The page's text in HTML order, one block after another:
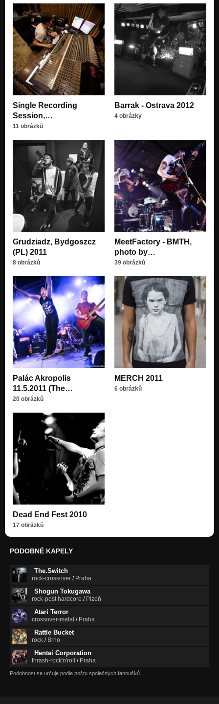
Single Recording
Session,…
11 obrázků
Barrak - Ostrava 2012
4 obrázky
Grudziadz, Bydgoszcz
(PL) 2011
8 obrázků
MeetFactory - BMTH,
photo by…
39 obrázků
Palác Akropolis
11.5.2011 (The…
20 obrázků
MERCH 2011
6 obrázků
Dead End Fest 2010
17 obrázků
PODOBNÉ KAPELY
The.Switch
rock-crossover / Praha
Shogun Tokugawa
rock-post hardcore / Plzeň
Atari Terror
crossover-metal / Praha
Rattle Bucket
rock / Brno
Hentai Corporation
thrash-rock'n'roll / Praha
Podobnost se určuje podle počtu společných fanoušků.